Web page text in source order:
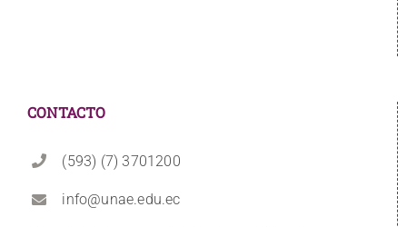
CONTACTO
(593) (7) 3701200
info@unae.edu.ec